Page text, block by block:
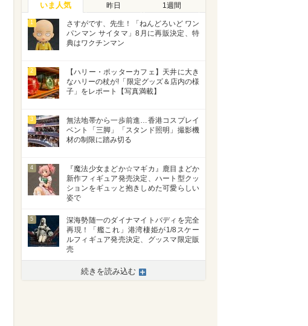
いま人気 昨日 1週間
1
さすがです、先生！「ねんどろいど ワン
パンマン サイタマ」8月に再販決定、特
典はワクチンマン
2
【ハリー・ポッターカフェ】天井に大き
なハリーの杖が!「限定グッズ＆店内の様
子」をレポート【写真満載】
3
無法地帯から一歩前進…香港コスプレイ
ベント「三脚」「スタンド照明」撮影機
材の制限に踏み切る
4
『魔法少女まどか☆マギカ』鹿目まどか
新作フィギュア発売決定、ハート型クッ
ションをギュッと抱きしめた可愛らしい
姿で
5
深海勢随一のダイナマイトバディを完全
再現！「艦これ」港湾棲姫が1/8スケー
ルフィギュア発売決定、グッスマ限定販
売
続きを読み込む